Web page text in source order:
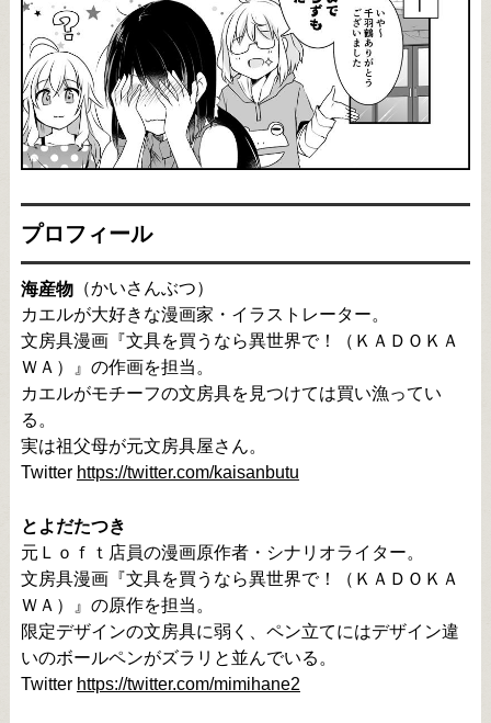
プロフィール
海産物（かいさんぶつ）
カエルが大好きな漫画家・イラストレーター。
文房具漫画『文具を買うなら異世界で！（ＫＡＤＯＫＡ
ＷＡ）』の作画を担当。
カエルがモチーフの文房具を見つけては買い漁ってい
る。
実は祖父母が元文房具屋さん。
Twitter https://twitter.com/kaisanbutu
とよだたつき
元Ｌｏｆｔ店員の漫画原作者・シナリオライター。
文房具漫画『文具を買うなら異世界で！（ＫＡＤＯＫＡ
ＷＡ）』の原作を担当。
限定デザインの文房具に弱く、ペン立てにはデザイン違
いのボールペンがズラリと並んでいる。
Twitter https://twitter.com/mimihane2